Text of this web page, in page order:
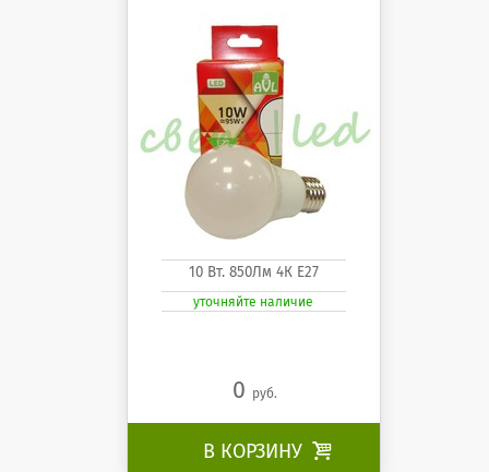
10 Вт. 850Лм 4К Е27
уточняйте наличие
0 руб.
В КОРЗИНУ 